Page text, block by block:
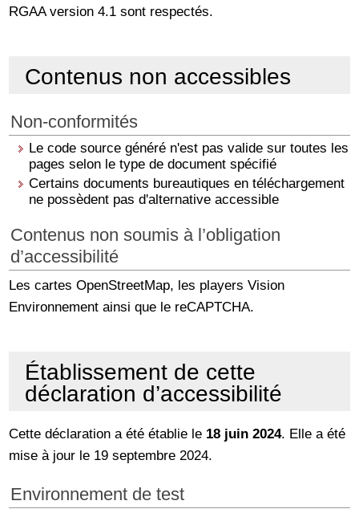
RGAA version 4.1 sont respectés.
Contenus non accessibles
Non-conformités
Le code source généré n'est pas valide sur toutes les
pages selon le type de document spécifié
Certains documents bureautiques en téléchargement
ne possèdent pas d'alternative accessible
Contenus non soumis à l’obligation
d’accessibilité
Les cartes OpenStreetMap, les players Vision
Environnement ainsi que le reCAPTCHA.
Établissement de cette
déclaration d’accessibilité
Cette déclaration a été établie le 18 juin 2024. Elle a été
mise à jour le 19 septembre 2024.
Environnement de test